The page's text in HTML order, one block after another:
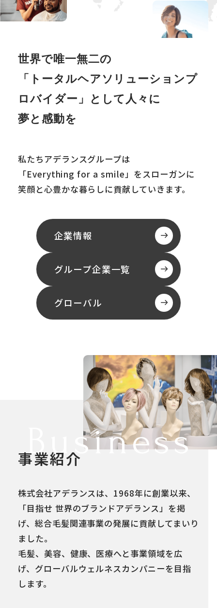
世界で唯一無二の
「トータルヘアソリューションプ
ロバイダー」
として人々に
夢と感動を
私たちアデランスグループは
「Everything for a smile」をスローガンに
笑顔と心豊かな暮らしに貢献していきます。
企業情報
グループ企業一覧
グローバル
事業紹介
Business
株式会社アデランスは、1968年に創業以来、
「目指せ 世界のブランドアデランス」を掲
げ、総合毛髪関連事業の発展に貢献してまいり
ました。
毛髪、美容、健康、医療へと事業領域を広
げ、グローバルウェルネスカンパニーを目指
します。